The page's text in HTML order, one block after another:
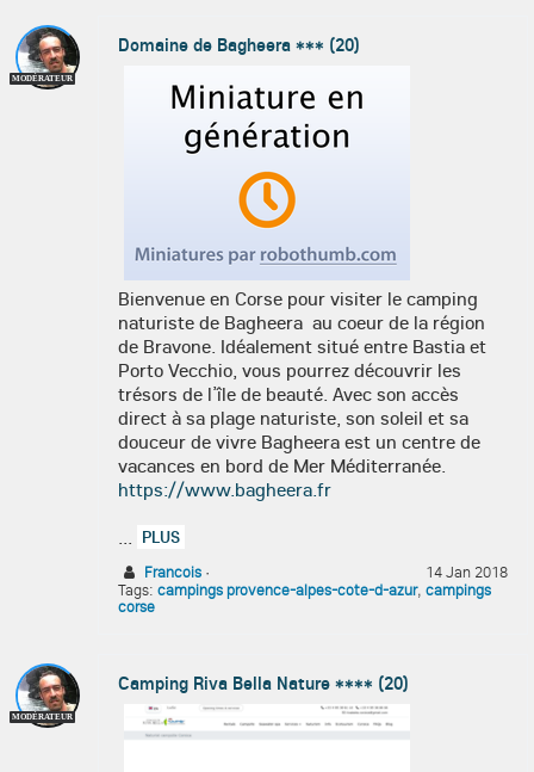
MODÉRATEUR
Domaine de Bagheera *** (20)
Bienvenue en Corse pour visiter le camping
naturiste de Bagheera au coeur de la région
de Bravone. Idéalement situé entre Bastia et
Porto Vecchio, vous pourrez découvrir les
trésors de l’île de beauté. Avec son accès
direct à sa plage naturiste, son soleil et sa
douceur de vivre Bagheera est un centre de
vacances en bord de Mer Méditerranée.
https://www.bagheera.fr
... PLUS
Francois 14 Jan 2018
·
Tags: campings provence-alpes-cote-d-azur, campings
corse
MODÉRATEUR
Camping Riva Bella Nature **** (20)